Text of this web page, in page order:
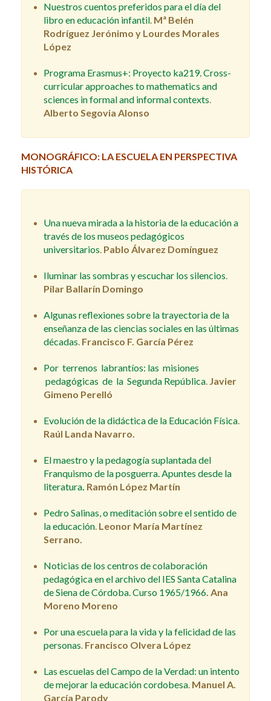
Nuestros cuentos preferidos para el día del
libro en educación infantil Mª Belén
Rodríguez Jerónimo y Lourdes Morales
López
Programa Erasmus+: Proyecto ka219. Cross-
curricular approaches to mathematics and
sciences in formal and informal contexts
Alberto Segovia Alonso
MONOGRÁFICO: LA ESCUELA EN PERSPECTIVA
HISTÓRICA
Una nueva mirada a la historia de la educación a
través de los museos pedagógicos
universitarios Pablo Álvarez Domínguez
Iluminar las sombras y escuchar los silencios
Pilar Ballarín Domingo
Algunas reflexiones sobre la trayectoria de la
enseñanza de las ciencias sociales en las últimas
décadas Francisco F. García Pérez
Por terrenos labrantíos: las misiones
pedagógicas de la Segunda República Javier
Gimeno Perelló
Evolución de la didáctica de la Educación Física
Raúl Landa Navarro.
El maestro y la pedagogía suplantada del
Franquismo de la posguerra. Apuntes desde la
literatura Ramón López Martín
Pedro Salinas, o meditación sobre el sentido de
la educación Leonor María Martínez
Serrano.
Noticias de los centros de colaboración
pedagógica en el archivo del IES Santa Catalina
de Siena de Córdoba. Curso 1965/1966 Ana
Moreno Moreno
Por una escuela para la vida y la felicidad de las
personas Francisco Olvera López
Las escuelas del Campo de la Verdad: un intento
de mejorar la educación cordobesa Manuel A.
García Parody